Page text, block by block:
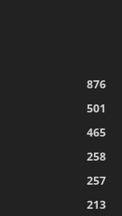
876
501
465
258
257
213